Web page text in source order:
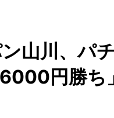
山川、パ
円勝ち